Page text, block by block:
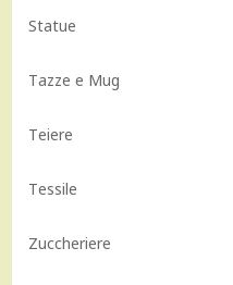
Statue
Tazze e Mug
Teiere
Tessile
Zuccheriere